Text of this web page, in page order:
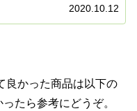
2020.10.12
良かった商品は以下の
たら参考にどうぞ。